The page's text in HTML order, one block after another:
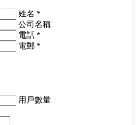
姓名 *
公司名稱
電話 *
電郵 *
用戶數量